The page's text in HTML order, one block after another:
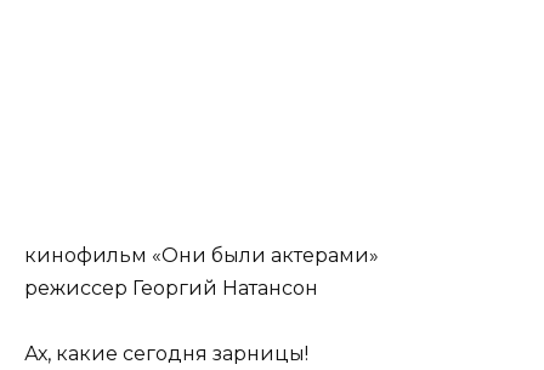
кинофильм «Они были актерами»
режиссер Георгий Натансон
Ах, какие сегодня зарницы!